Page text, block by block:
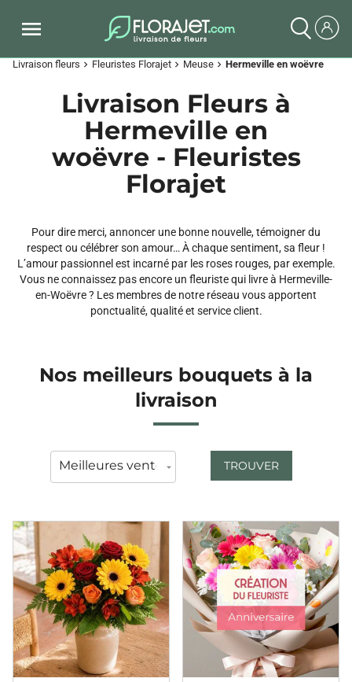
Livraison fleurs chevron_right Fleuristes Florajet chevron_right Meuse chevron_right Hermeville en woëvre
Livraison Fleurs à
Hermeville en
woëvre - Fleuristes
Florajet
Pour dire merci, annoncer une bonne nouvelle, témoigner du
respect ou célébrer son amour… À chaque sentiment, sa fleur !
L’amour passionnel est incarné par les roses rouges, par exemple.
Vous ne connaissez pas encore un fleuriste qui livre à Hermeville-
en-Woëvre ? Les membres de notre réseau vous apportent
ponctualité, qualité et service client.
Nos meilleurs bouquets à la
livraison
TROUVER